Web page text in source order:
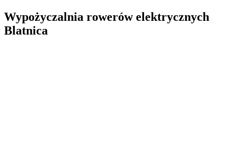
Wypożyczalnia rowerów elektrycznych
Blatnica